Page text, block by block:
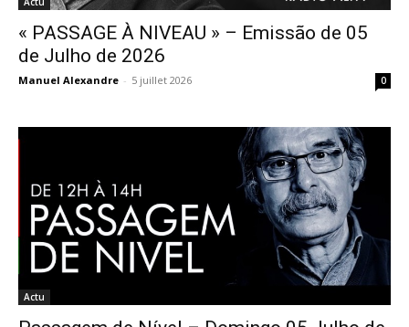
« PASSAGE À NIVEAU » – Emissão de 05
de Julho de 2026
Manuel Alexandre - 5 juillet 2026 0
Actu